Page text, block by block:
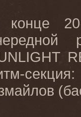
конце